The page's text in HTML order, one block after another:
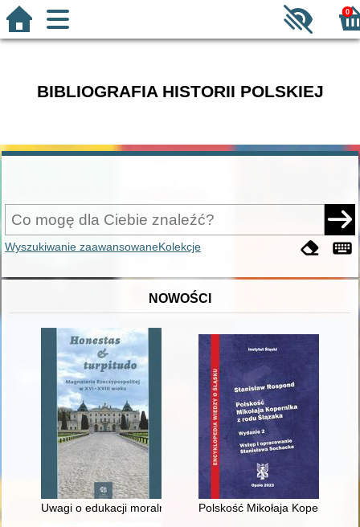
0
BIBLIOGRAFIA HISTORII POLSKIEJ
Wyszukiwanie zaawansowaneKolekcje
NOWOŚCI
Uwagi o edukacji moralnej synów szlacheckich w XVI-
Polskość Mikołaja Kopernika z